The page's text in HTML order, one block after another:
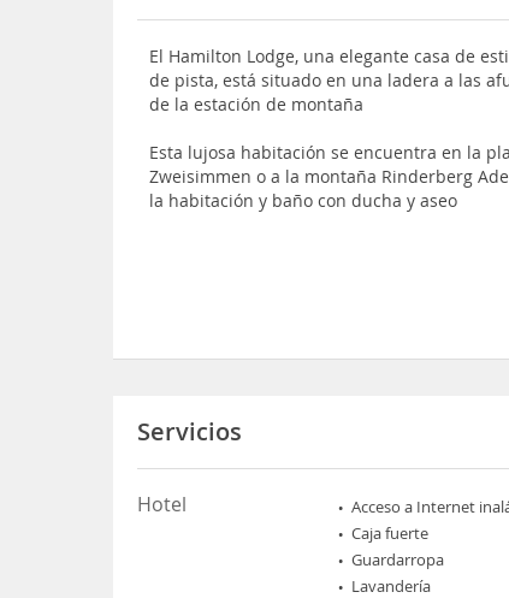
El Hamilton Lodge, una elegante casa de
de pista, está situado en una ladera a las
de la estación de montaña
Esta lujosa habitación se encuentra en la
Zweisimmen o a la montaña Rinderberg
la habitación y baño con ducha y aseo
Servicios
Hotel Acceso a Internet
Caja fuerte
Guardarropa
Lavandería